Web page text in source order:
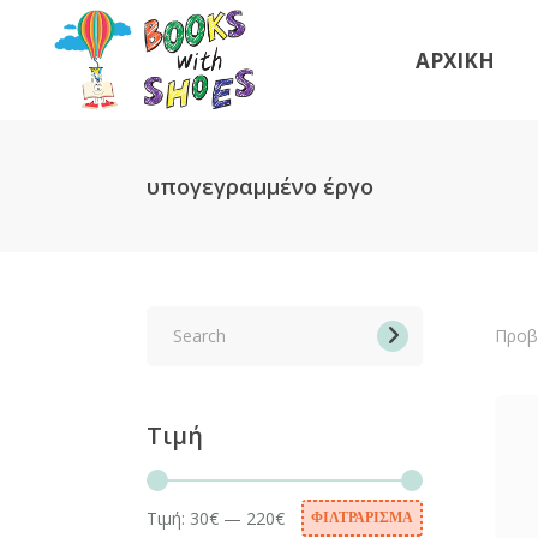
ΑΡΧΙΚΗ
υπογεγραμμένο έργο
Τιμή
Ελάχιστη
Μέγιστη
ΦΙΛΤΡΆΡΙΣΜΑ
Τιμή: 30€ — 220€